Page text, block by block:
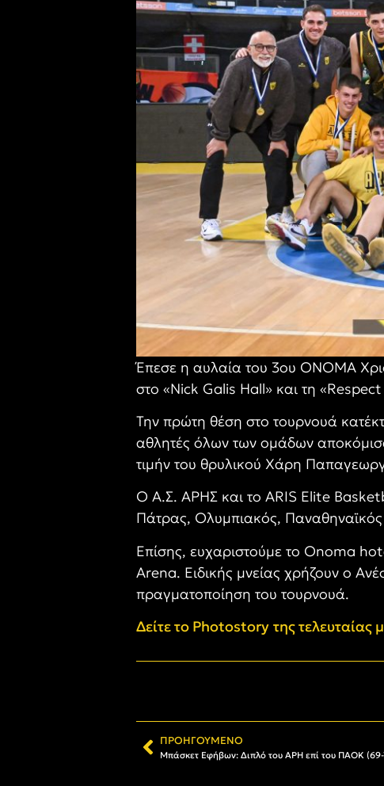
Έπεσε η αυλαία του 3ου ΟΝΟΜΑ
στο «Nick Galis Hall» και τη
Την πρώτη θέση στο τουρνουά
αθλητές όλων των ομάδων
τιμήν του θρυλικού Χάρη
Ο Α.Σ. ΑΡΗΣ και το ARIS Elite
Πάτρας, Ολυμπιακός,
Επίσης, ευχαριστούμε το Onoma
Arena. Ειδικής μνείας χρήζουν ο
πραγματοποίηση του τουρνουά.
Δείτε το Photostory της τελευταίας
ΠΡΟΗΓΟΎΜΕΝΟ
Μπάσκετ Εφήβων: Διπλό του ΑΡΗ επί του ΠΑΟΚ (69-